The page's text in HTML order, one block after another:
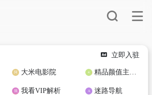
立即入驻
大米电影院 精品颜值主播定制
我看VIP解析 迷路导航